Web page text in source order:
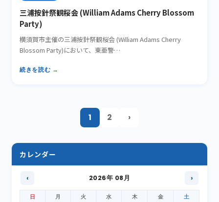
三浦按針祭観桜会 (William Adams Cherry Blossom
Party)
横須賀市主催の三浦按針祭観桜会 (William Adams Cherry
Blossom Party)において、東亜警…
続きを読む →
1 2 ›
カレンダー
‹ 2026年 08月 ›
日 月 火 水 木 金 土